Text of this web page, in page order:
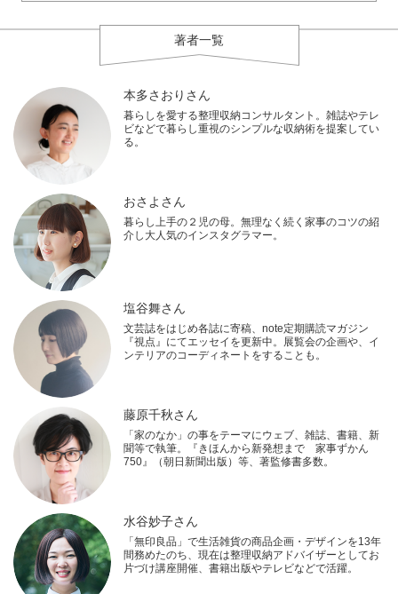
著者一覧
本多さおりさん
暮らしを愛する整理収納コンサルタント。雑誌やテレ
ビなどで暮らし重視のシンプルな収納術を提案してい
る。
おさよさん
暮らし上手の２児の母。無理なく続く家事のコツの紹
介し大人気のインスタグラマー。
塩谷舞さん
文芸誌をはじめ各誌に寄稿、note定期購読マガジン
『視点』にてエッセイを更新中。展覧会の企画や、イ
ンテリアのコーディネートをすることも。
藤原千秋さん
「家のなか」の事をテーマにウェブ、雑誌、書籍、新
聞等で執筆。『きほんから新発想まで 家事ずかん
750』（朝日新聞出版）等、著監修書多数。
水谷妙子さん
「無印良品」で生活雑貨の商品企画・デザインを13年
間務めたのち、現在は整理収納アドバイザーとしてお
片づけ講座開催、書籍出版やテレビなどで活躍。